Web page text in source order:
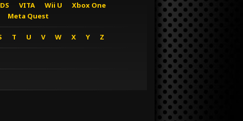
DS VITA Wii U
Xbox One
Meta Quest
T U V W X Y Z